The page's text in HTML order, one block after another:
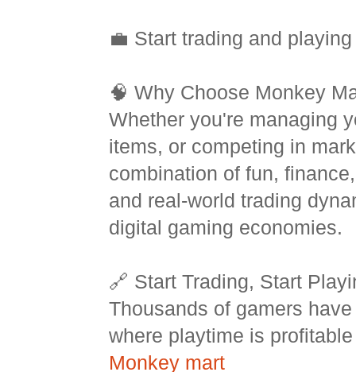
💼 Start trading and
🧠 Why Choose Monkey
Whether you're managing
items, or competing in
combination of fun,
and real-world trading
digital gaming economies.
🔗 Start Trading, Start
Thousands of gamers
where playtime is
Monkey mart